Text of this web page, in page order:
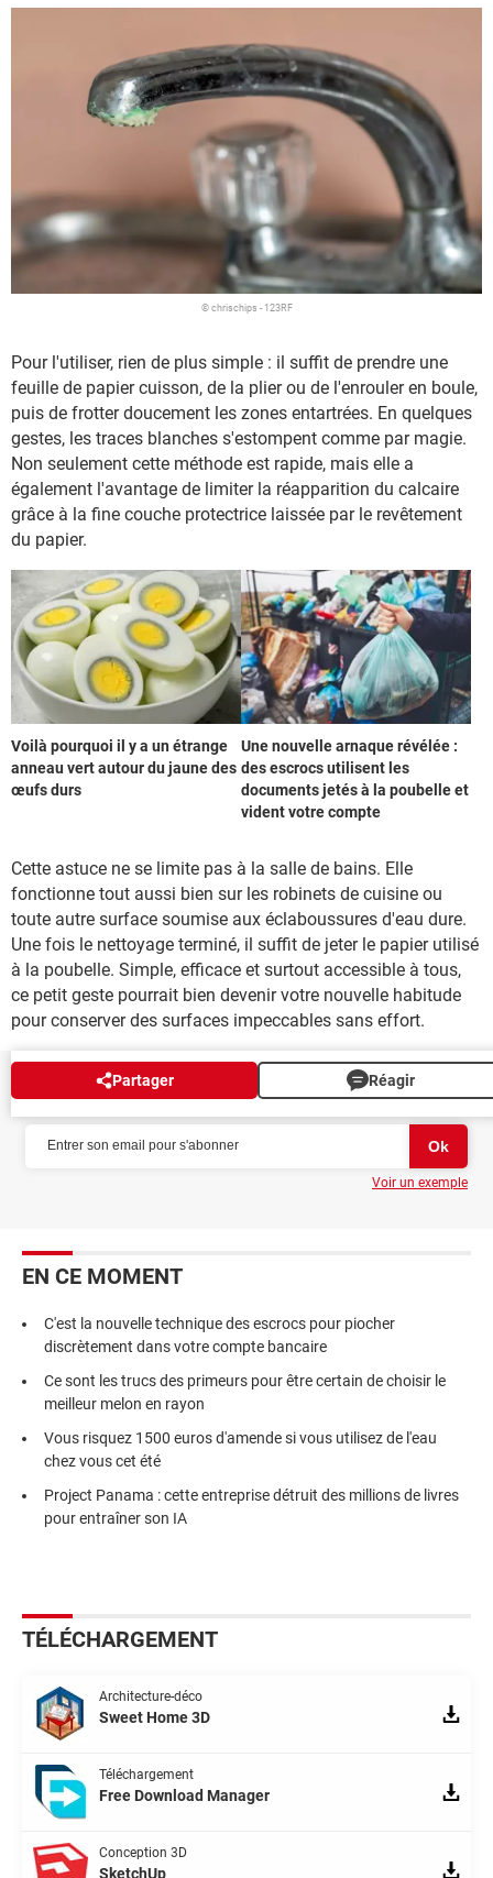
© chrischips - 123RF
Pour l'utiliser, rien de plus simple : il suffit de prendre une
feuille de papier cuisson, de la plier ou de l'enrouler en boule,
puis de frotter doucement les zones entartrées. En quelques
gestes, les traces blanches s'estompent comme par magie.
Non seulement cette méthode est rapide, mais elle a
également l'avantage de limiter la réapparition du calcaire
grâce à la fine couche protectrice laissée par le revêtement
du papier.
Voilà pourquoi il y a un étrange
anneau vert autour du jaune des
œufs durs
Une nouvelle arnaque révélée :
des escrocs utilisent les
documents jetés à la poubelle et
vident votre compte
Cette astuce ne se limite pas à la salle de bains. Elle
fonctionne tout aussi bien sur les robinets de cuisine ou
toute autre surface soumise aux éclaboussures d'eau dure.
Une fois le nettoyage terminé, il suffit de jeter le papier utilisé
à la poubelle. Simple, efficace et surtout accessible à tous,
ce petit geste pourrait bien devenir votre nouvelle habitude
pour conserver des surfaces impeccables sans effort.
Partager Réagir
NEWSLETTER
Voir un exemple
EN CE MOMENT
C'est la nouvelle technique des escrocs pour piocher
discrètement dans votre compte bancaire
Ce sont les trucs des primeurs pour être certain de choisir le
meilleur melon en rayon
Vous risquez 1500 euros d'amende si vous utilisez de l'eau
chez vous cet été
Project Panama : cette entreprise détruit des millions de livres
pour entraîner son IA
TÉLÉCHARGEMENT
Architecture-déco
Sweet Home 3D
Téléchargement
Free Download Manager
Conception 3D
SketchUp